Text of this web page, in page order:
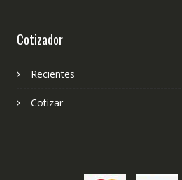
Cotizador
Recientes
Cotizar